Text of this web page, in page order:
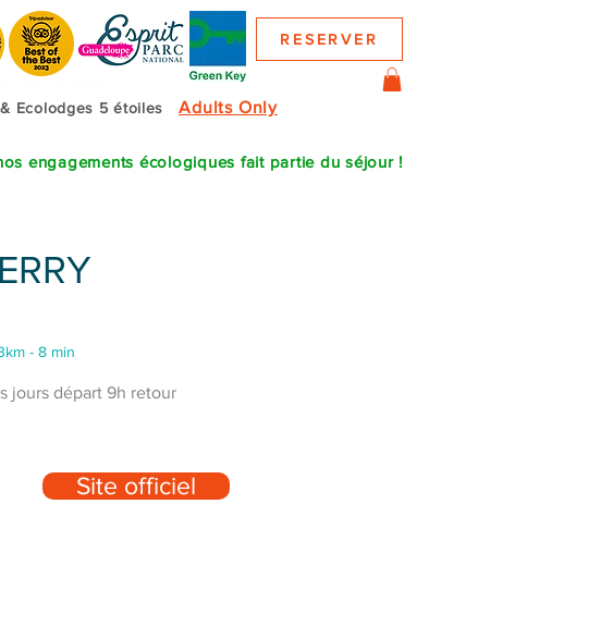
RESERVER
& Ecolodges 5 étoilesAdults Only
engagements écologiques fait partie du séjour !
- 8 min
jours départ 9h retour
Site officiel